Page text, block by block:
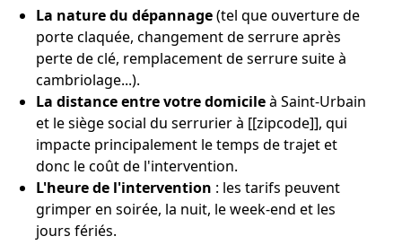
La nature du dépannage(tel que ouverture de
porte claquée, changement de serrure après
perte de clé, remplacement de serrure suite à
cambriolage...).
La distance entre votre domicileà Saint-Urbain
et le siège social du serrurier à [[zipcode]], qui
impacte principalement le temps de trajet et
donc le coût de l'intervention.
L'heure de l'intervention : les tarifs peuvent
grimper en soirée, la nuit, le week-end et les
jours fériés.